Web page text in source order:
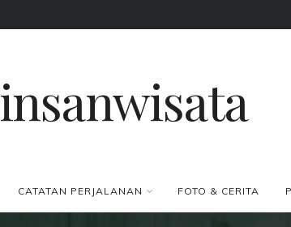
insanwisata
CATATAN PERJALANAN FOTO & CERITA